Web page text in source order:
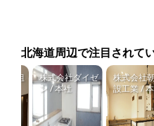
北海道周辺で注目されて
株式会社ダイゼ
ン / 本社
株式会社朝
設工業 / 本